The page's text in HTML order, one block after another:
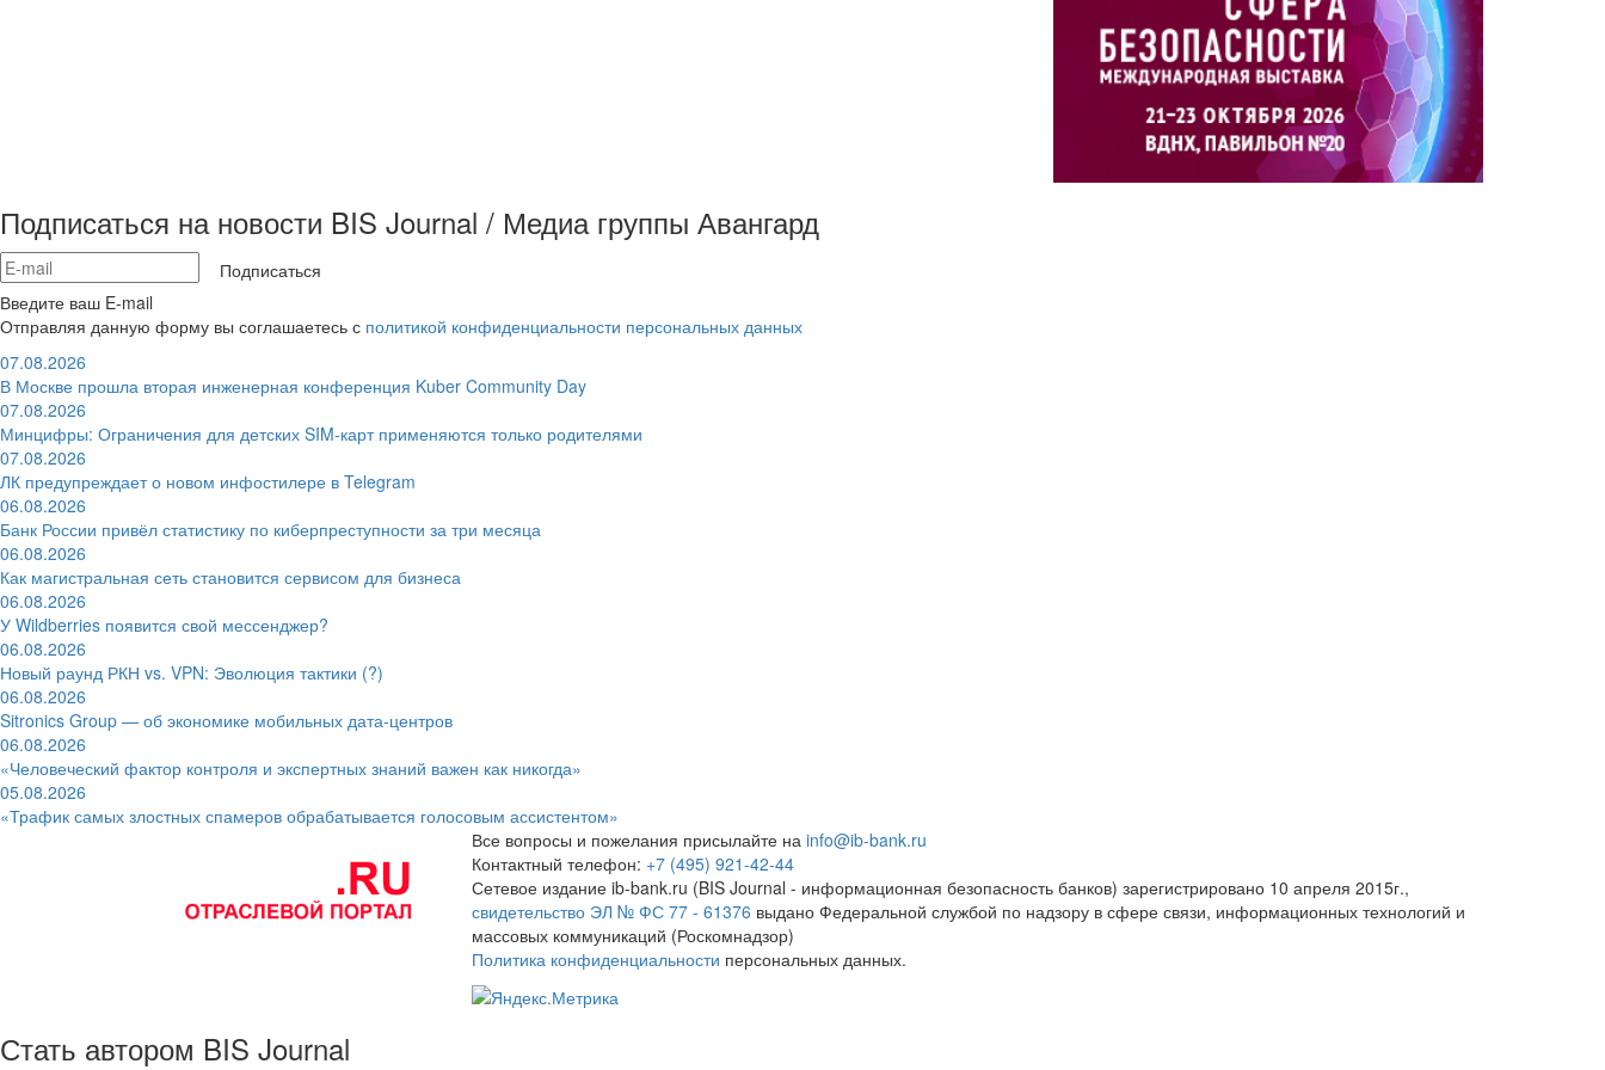
Подписаться на новости BIS Journal / Медиа группы Авангард
Подписаться
Введите ваш E-mail
Отправляя данную форму вы соглашаетесь с политикой конфиденциальности персональных данных
07.08.2026
В Москве прошла вторая инженерная конференция Kuber Community Day
07.08.2026
Минцифры: Ограничения для детских SIM-карт применяются только родителями
07.08.2026
ЛК предупреждает о новом инфостилере в Telegram
06.08.2026
Банк России привёл статистику по киберпреступности за три месяца
06.08.2026
Как магистральная сеть становится сервисом для бизнеса
06.08.2026
У Wildberries появится свой мессенджер?
06.08.2026
Новый раунд РКН vs. VPN: Эволюция тактики (?)
06.08.2026
Sitronics Group — об экономике мобильных дата-центров
06.08.2026
«Человеческий фактор контроля и экспертных знаний важен как никогда»
05.08.2026
«Трафик самых злостных спамеров обрабатывается голосовым ассистентом»
Все вопросы и пожелания присылайте на info@ib-bank.ru
Контактный телефон: +7 (495) 921-42-44
Сетевое издание ib-bank.ru (BIS Journal - информационная безопасность банков) зарегистрировано 10 апреля 2015г.,
свидетельство ЭЛ № ФС 77 - 61376 выдано Федеральной службой по надзору в сфере связи, информационных технологий и
массовых коммуникаций (Роскомнадзор)
Политика конфиденциальности персональных данных.
Стать автором BIS Journal